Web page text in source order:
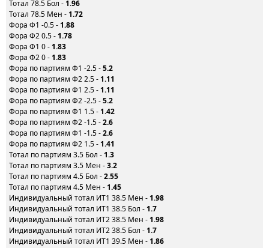
Тотал 78.5 Бол - 1.96
Тотал 78.5 Мен - 1.72
Фора Ф1 -0.5 - 1.88
Фора Ф2 0.5 - 1.78
Фора Ф1 0 - 1.83
Фора Ф2 0 - 1.83
Фора по партиям Ф1 -2.5 -5.2
Фора по партиям Ф2 2.5 - 1.11
Фора по партиям Ф1 2.5 - 1.11
Фора по партиям Ф2 -2.5 -5.2
Фора по партиям Ф1 1.5 - 1.42
Фора по партиям Ф2 -1.5 -2.6
Фора по партиям Ф1 -1.5 -2.6
Фора по партиям Ф2 1.5 - 1.41
Тотал по партиям 3.5 Бол - 1.3
Тотал по партиям 3.5 Мен -3.2
Тотал по партиям 4.5 Бол -2.55
Тотал по партиям 4.5 Мен - 1.45
Индивидуальный тотал ИТ1 38.5 Мен - 1.98
Индивидуальный тотал ИТ1 38.5 Бол - 1.7
Индивидуальный тотал ИТ2 38.5 Мен - 1.98
Индивидуальный тотал ИТ2 38.5 Бол - 1.7
Индивидуальный тотал ИТ1 39.5 Мен - 1.86